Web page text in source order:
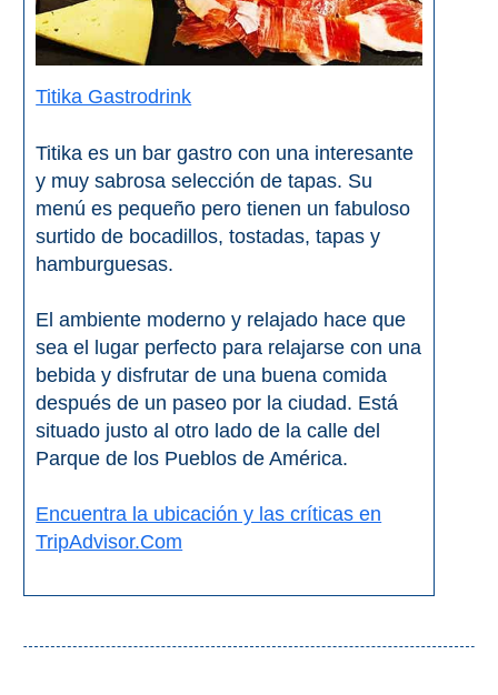
Titika Gastrodrink
Titika es un bar gastro con una interesante
y muy sabrosa selección de tapas. Su
menú es pequeño pero tienen un fabuloso
surtido de bocadillos, tostadas, tapas y
hamburguesas.
El ambiente moderno y relajado hace que
sea el lugar perfecto para relajarse con una
bebida y disfrutar de una buena comida
después de un paseo por la ciudad. Está
situado justo al otro lado de la calle del
Parque de los Pueblos de América.
Encuentra la ubicación y las críticas en
TripAdvisor.Com